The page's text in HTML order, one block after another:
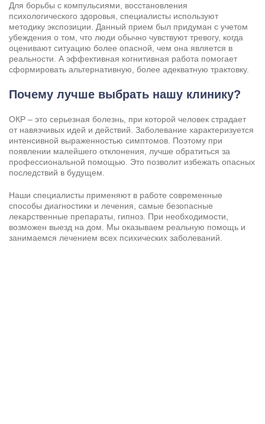
Для борьбы с компульсиями, восстановления
психологического здоровья, специалисты используют
методику экспозиции. Данный прием был придуман с учетом
убеждения о том, что люди обычно чувствуют тревогу, когда
оценивают ситуацию более опасной, чем она является в
реальности. А эффективная когнитивная работа помогает
сформировать альтернативную, более адекватную трактовку.
Почему лучше выбрать нашу клинику?
ОКР – это серьезная болезнь, при которой человек страдает
от навязчивых идей и действий. Заболевание характеризуется
интенсивной выраженностью симптомов. Поэтому при
появлении малейшего отклонения, лучше обратиться за
профессиональной помощью. Это позволит избежать опасных
последствий в будущем.
Наши специалисты применяют в работе современные
способы диагностики и лечения, самые безопасные
лекарственные препараты, гипноз. При необходимости,
возможен выезд на дом. Мы оказываем реальную помощь и
занимаемся лечением всех психических заболеваний.